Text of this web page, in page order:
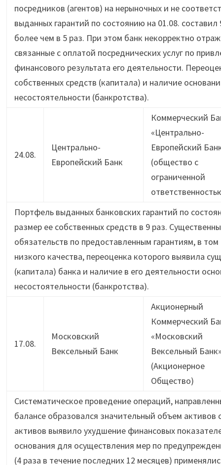
посредников (агентов) на нерыночных и не
выданных гарантий по состоянию на 01.08.
более чем в 5 раз. При этом банк некорректно
связанные с оплатой посреднических услуг по
финансового результата его деятельности.
собственных средств (капитала) и наличие
несостоятельности (банкротства).
24.08.
Центрально-
Европейский Банк
Коммерческий
«Центрально-
Европейский
(общество с
ограниченной
Портфель выданных банковских гарантий по
размер ее собственных средств в 9 раз.
обязательств по предоставленным гарантиям, в
низкого качества, переоценка которого выявила
(капитала) банка и наличие в его деятельности
несостоятельности (банкротства).
17.08.
Московский
Вексельный Банк
Акционерный
Коммерческий
«Московский
Вексельный
(Акционерное
Общество)
Систематическое проведение операций,
балансе образовался значительный объем
активов выявило ухудшение финансовых
основания для осуществления мер по
(4 раза в течение последних 12 месяцев)